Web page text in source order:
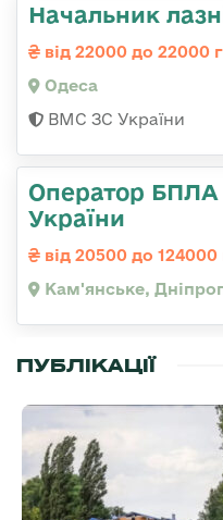
Начальник
від 22000 до 22000
Одеса
ВМС ЗС України
Оператор
України
від 20500 до 124000
Кам'янське,
ПУБЛІКАЦІЇ